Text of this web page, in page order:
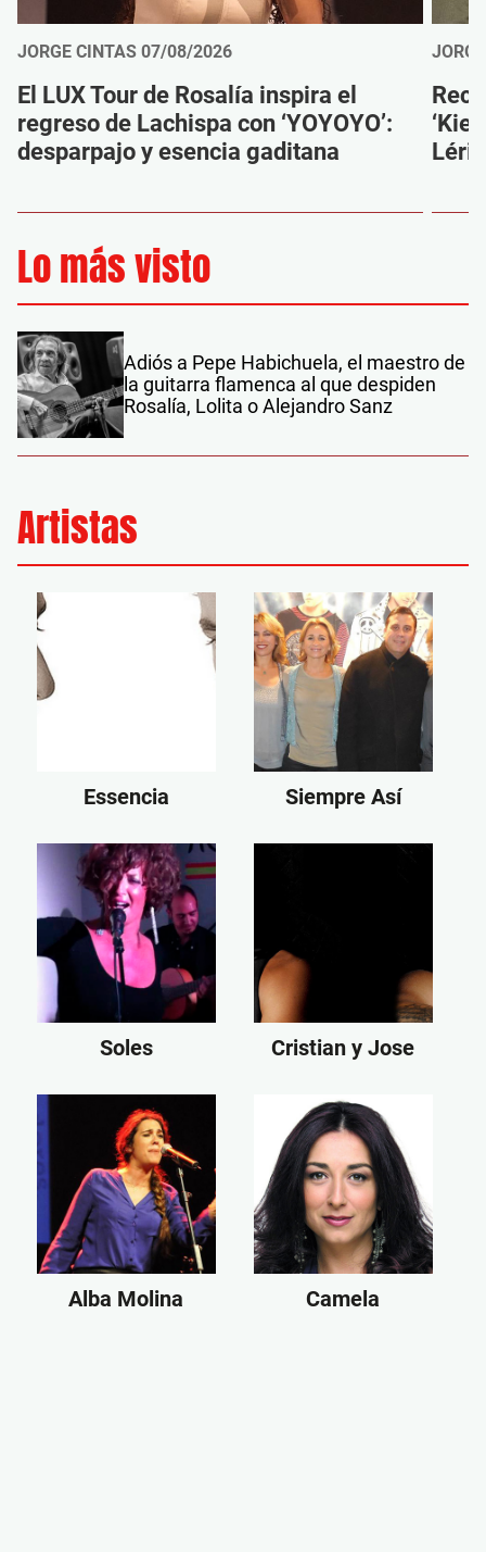
JORGE CINTAS 07/08/2026
El LUX Tour de Rosalía inspira el
regreso de Lachispa con ‘YOYOYO’:
desparpajo y esencia gaditana
Lo más visto
Adiós a Pepe Habichuela, el maestro de
la guitarra flamenca al que despiden
Rosalía, Lolita o Alejandro Sanz
Artistas
Essencia Siempre Así
Soles Cristian y Jose
Alba Molina Camela